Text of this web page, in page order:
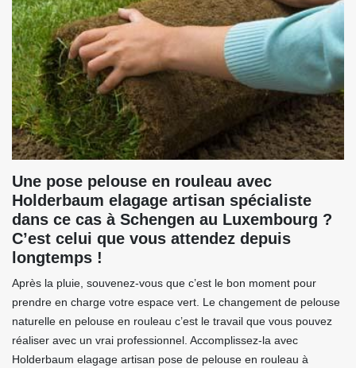
Une pose pelouse en rouleau avec
Holderbaum elagage artisan spécialiste
dans ce cas à Schengen au Luxembourg ?
C’est celui que vous attendez depuis
longtemps !
Après la pluie, souvenez-vous que c’est le bon moment pour
prendre en charge votre espace vert. Le changement de pelouse
naturelle en pelouse en rouleau c’est le travail que vous pouvez
réaliser avec un vrai professionnel. Accomplissez-la avec
Holderbaum elagage artisan pose de pelouse en rouleau à